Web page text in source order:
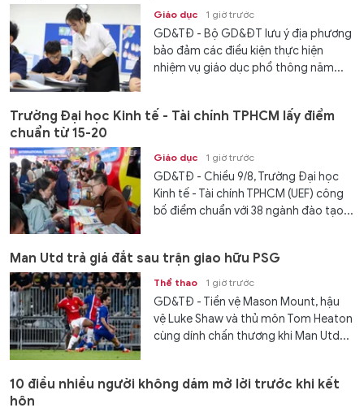
Giáo dục 1 giờ trước
GD&TĐ - Bộ GD&ĐT lưu ý địa phương
bảo đảm các điều kiện thực hiện
nhiệm vụ giáo dục phổ thông năm...
Trường Đại học Kinh tế - Tài chính TPHCM lấy điểm
chuẩn từ 15-20
Giáo dục 1 giờ trước
GD&TĐ - Chiều 9/8, Trường Đại học
Kinh tế - Tài chính TPHCM (UEF) công
bố điểm chuẩn với 38 ngành đào tạo...
Man Utd trả giá đắt sau trận giao hữu PSG
Thể thao 1 giờ trước
GD&TĐ - Tiền vệ Mason Mount, hậu
vệ Luke Shaw và thủ môn Tom Heaton
cùng dính chấn thương khi Man Utd...
10 điều nhiều người không dám mở lời trước khi kết
hôn